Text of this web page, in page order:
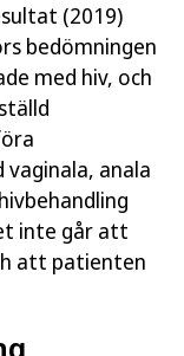
(2019)
bedömningen
med hiv, och
anala
inte går att
att patienten